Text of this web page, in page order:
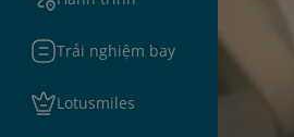
Trải nghiệm bay
Lotusmiles